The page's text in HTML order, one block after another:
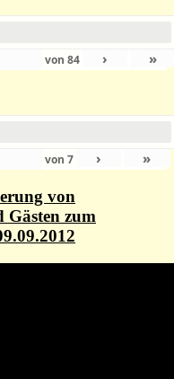
von84 › »
von7 › »
von
Gästen zum